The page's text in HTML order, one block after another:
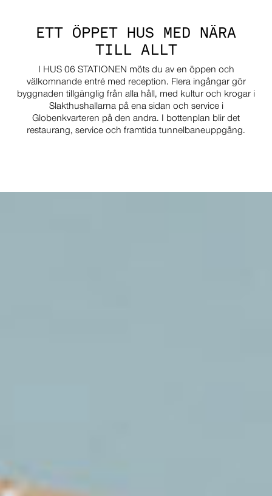
ETT ÖPPET HUS MED NÄRA
TILL ALLT
I HUS 06 STATIONEN möts du av en öppen och
välkomnande entré med reception. Flera ingångar gör
byggnaden tillgänglig från alla håll, med kultur och krogar i
Slakthushallarna på ena sidan och service i
Globenkvarteren på den andra. I bottenplan blir det
restaurang, service och framtida tunnelbaneuppgång.